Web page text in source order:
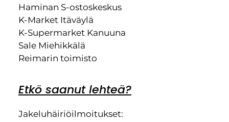
Haminan S-ostoskeskus
K-Market Itäväylä
K-Supermarket Kanuuna
Sale Miehikkälä
Reimarin toimisto
Etkö saanut lehteä?
Jakeluhäiriöilmoitukset: